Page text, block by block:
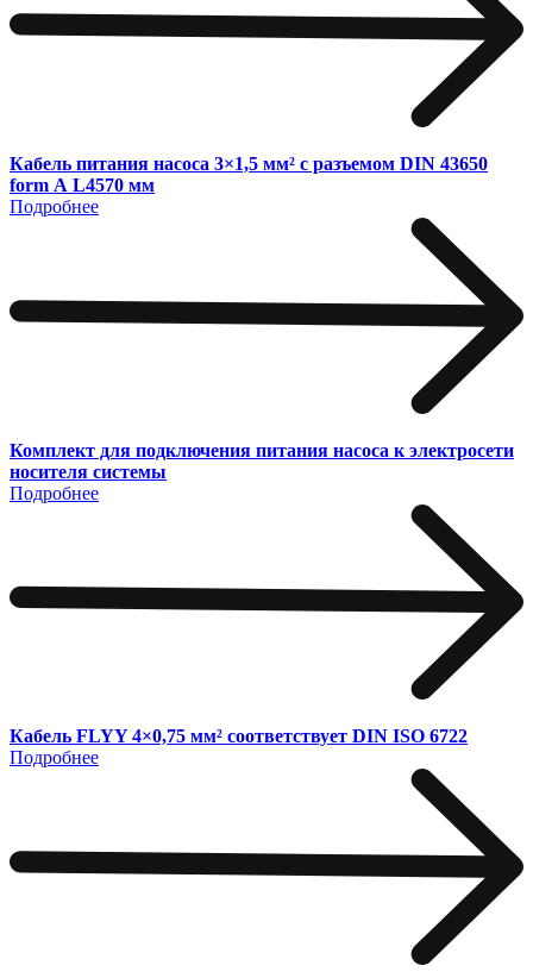
Кабель питания насоса 3×1,5 мм² с разъемом DIN 43650
form А L4570 мм
Подробнее
Комплект для подключения питания насоса к электросети
носителя системы
Подробнее
Кабель FLYY 4×0,75 мм² соответствует DIN ISO 6722
Подробнее